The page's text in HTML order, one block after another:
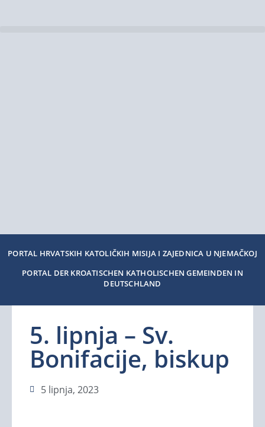
PORTAL HRVATSKIH KATOLIČKIH MISIJA I ZAJEDNICA U NJEMAČKOJ
PORTAL DER KROATISCHEN KATHOLISCHEN GEMEINDEN IN
DEUTSCHLAND
5. lipnja – Sv.
Bonifacije, biskup
5 lipnja, 2023